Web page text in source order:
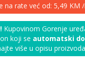
na rate već od: 5,49 KM
Kupovinom Gorenje
koji se automatski
više u opisu